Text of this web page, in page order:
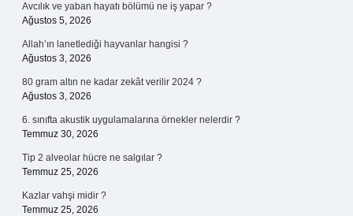
Avcılık ve yaban hayatı bölümü ne iş yapar ?
Ağustos 5, 2026
Allah’ın lanetlediği hayvanlar hangisi ?
Ağustos 3, 2026
80 gram altın ne kadar zekât verilir 2024 ?
Ağustos 3, 2026
6. sınıfta akustik uygulamalarına örnekler nelerdir ?
Temmuz 30, 2026
Tip 2 alveolar hücre ne salgılar ?
Temmuz 25, 2026
Kazlar vahşi midir ?
Temmuz 25, 2026